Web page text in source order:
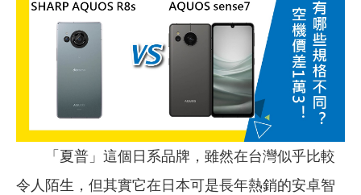
「夏普」這個日系品牌，雖然在台灣似乎比較
令人陌生，但其實它在日本可是長年熱銷的安卓智